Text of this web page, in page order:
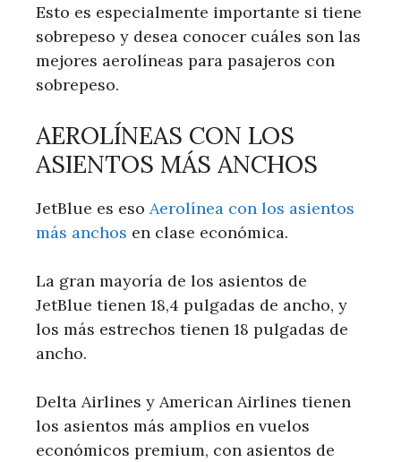
Esto es especialmente importante si tiene
sobrepeso y desea conocer cuáles son las
mejores aerolíneas para pasajeros con
sobrepeso.
AEROLÍNEAS CON LOS
ASIENTOS MÁS ANCHOS
JetBlue es eso Aerolínea con los asientos
más anchos en clase económica.
La gran mayoría de los asientos de
JetBlue tienen 18,4 pulgadas de ancho, y
los más estrechos tienen 18 pulgadas de
ancho.
Delta Airlines y American Airlines tienen
los asientos más amplios en vuelos
económicos premium, con asientos de